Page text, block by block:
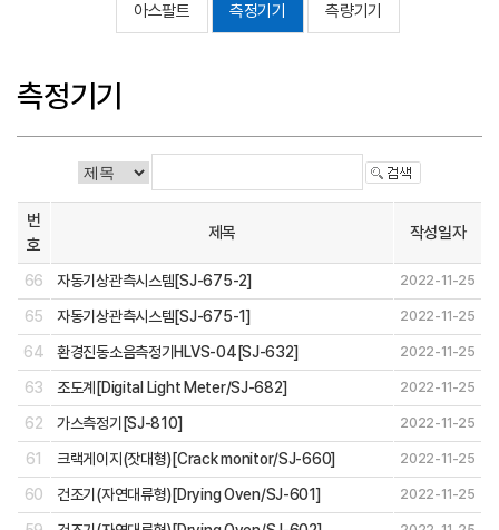
아스팔트 측정기기 측량기기
측정기기
번
호
제목 작성일자
66 자동기상관측시스템[SJ-675-2] 2022-11-25
65 자동기상관측시스템[SJ-675-1] 2022-11-25
64 환경진동소음측정기HLVS-04[SJ-632] 2022-11-25
63 조도계[Digital Light Meter/SJ-682] 2022-11-25
62 가스측정기[SJ-810] 2022-11-25
61 크랙게이지(잣대형)[Crack monitor/SJ-660] 2022-11-25
60 건조기(자연대류형)[Drying Oven/SJ-601] 2022-11-25